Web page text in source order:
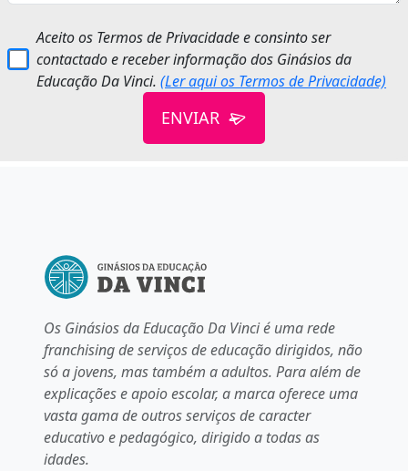
Aceito os Termos de Privacidade e consinto ser
contactado e receber informação dos Ginásios da
Educação Da Vinci.(Ler aqui os Termos de Privacidade)
ENVIAR
Os Ginásios da Educação Da Vinci é uma rede
franchising de serviços de educação dirigidos, não
só a jovens, mas também a adultos. Para além de
explicações e apoio escolar, a marca oferece uma
vasta gama de outros serviços de caracter
educativo e pedagógico, dirigido a todas as
idades.